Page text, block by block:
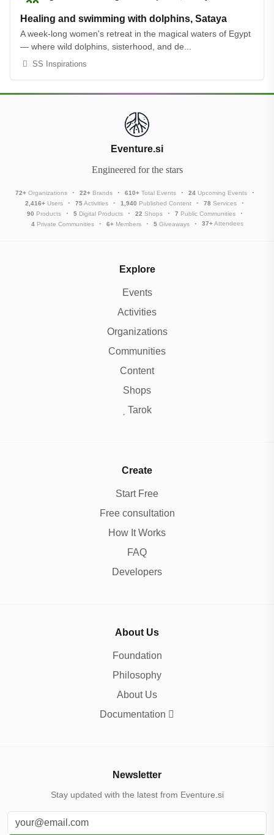
29
AUG
Healing and swimming with dolphins, Sataya
A week-long women's retreat in the magical waters of Egypt
— where wild dolphins, sisterhood, and de...
SS Inspirations
Eventure.si
Engineered for the stars
72+Organizations 22+Brands 610+Total Events 24Upcoming Events
2,416+ Users 75Activities 1,940 Published Content 78 Services
90 Products 5Digital Products 22 Shops 7 Public Communities
4Private Communities 6+Members 5Giveaways 37+Attendees
Explore
Events
Activities
Organizations
Communities
Content
Shops
Tarok
Create
Start Free
Free consultation
How It Works
FAQ
Developers
About Us
Foundation
Philosophy
About Us
Documentation
Newsletter
Stay updated with the latest from Eventure.si